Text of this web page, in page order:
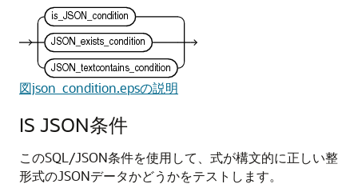
図json_condition.epsの説明
IS JSON条件
このSQL/JSON条件を使用して、式が構文的に正しい整
形式のJSONデータかどうかをテストします。